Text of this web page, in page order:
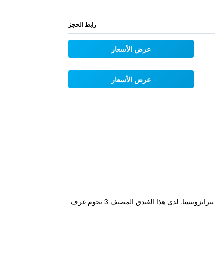
رابط الحجز
عرض الأسعار
عرض الأسعار
يتميز مكان إقامة "Hotel Cybele Pefki" ببار ويقع في أثينا في أتيكا على بُعد 1.8 كم من ذا مول أثينا و1.9 كم من محطة قطار نيراتزوتيسا. لدى هذا الفندق المصنف 3 نجوم غرف